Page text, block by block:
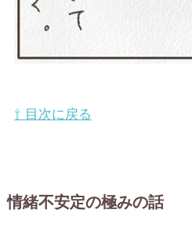
⇧ 目次に戻る
情緒不安定の極みの話